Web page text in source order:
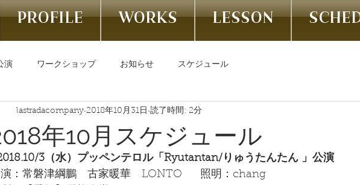
PROFILE WORKS LESSON
演 ワークショップ お知らせ スケジュール
年10月スケジュール
lastradacompany 2018年10月31日 読了時間: 2分
3（水）プッペンテロル「Ryutantan/りゅうたんたん 」公演
：常磐津綱鵬　古家暖華　LONTO      照明：chang